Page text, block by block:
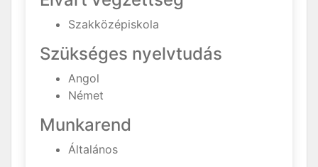
Szakközépiskola
Szükséges nyelvtudás
Angol
Német
Munkarend
Általános